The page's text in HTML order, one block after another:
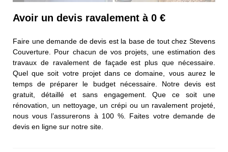
Avoir un devis ravalement à 0 €
Faire une demande de devis est la base de tout chez Stevens
Couverture. Pour chacun de vos projets, une estimation des
travaux de ravalement de façade est plus que nécessaire.
Quel que soit votre projet dans ce domaine, vous aurez le
temps de préparer le budget nécessaire. Notre devis est
gratuit, détaillé et sans engagement. Que ce soit une
rénovation, un nettoyage, un crépi ou un ravalement projeté,
nous vous l’assurerons à 100 %. Faites votre demande de
devis en ligne sur notre site.